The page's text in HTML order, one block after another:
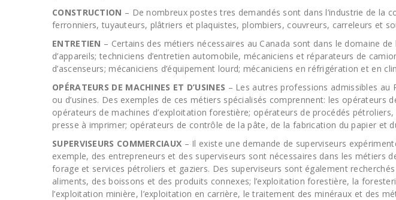
CONSTRUCTION – De nombreux postes tres demandés sont dans l’industrie de
ferronniers, tuyauteurs, plâtriers et plaquistes, plombiers, couvreurs, carreleurs et
ENTRETIEN – Certains des métiers nécessaires au Canada sont dans le domaine
d’appareils; techniciens d’entretien automobile, mécaniciens et réparateurs de
d’ascenseurs; mécaniciens d’équipement lourd; mécaniciens en réfrigération et en
OPÉRATEURS DE MACHINES ET D’USINES – Les autres professions admissibles au
ou d’usines. Des exemples de ces métiers spécialisés comprennent: les
opérateurs de machines d’exploitation forestière; opérateurs de procédés
presse à imprimer; opérateurs de contrôle de la pâte, de la fabrication du papier et
SUPERVISEURS COMMERCIAUX – Il existe une demande de superviseurs
exemple, des entrepreneurs et des superviseurs sont nécessaires dans les métiers
forage et services pétroliers et gaziers. Des superviseurs sont également
aliments, des boissons et des produits connexes; l’exploitation forestière, la
l’exploitation minière, l’exploitation en carrière, le traitement des minéraux et des